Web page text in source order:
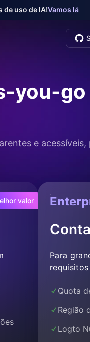
de uso de IA!Vamos lá
you-go
e
valor
Para
Quota
Região
Logto